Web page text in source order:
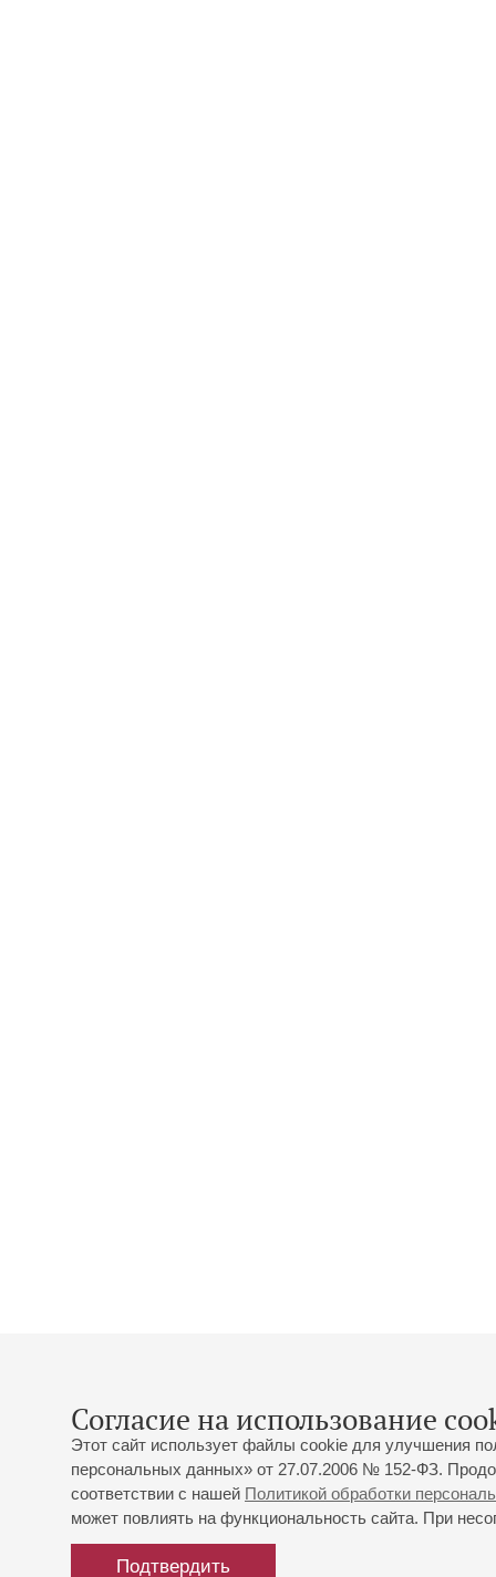
Согласие на использование
Этот сайт использует файлы cookie для улучшения
персональных данных» от 27.07.2006 № 152-ФЗ.
соответствии с нашей Политикой обработки
может повлиять на функциональность сайта. При
Подтвердить